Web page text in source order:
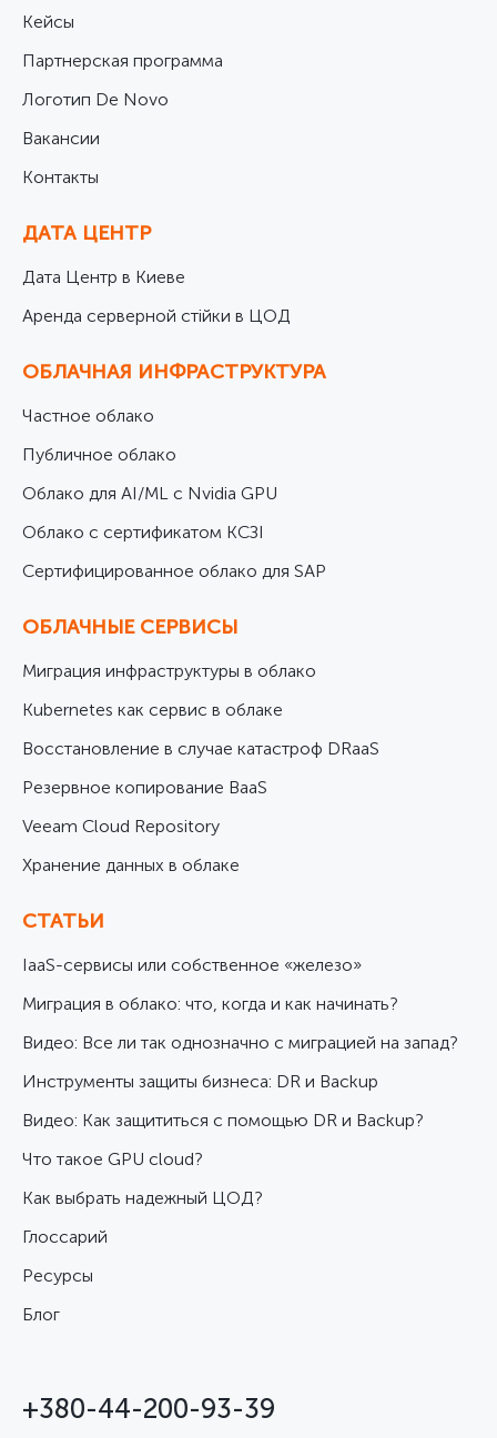
Кейсы
Партнерская программа
Логотип De Novo
Вакансии
Контакты
ДАТА ЦЕНТР
Дата Центр в Киеве
Аренда серверной стійки в ЦОД
ОБЛАЧНАЯ ИНФРАСТРУКТУРА
Частное облако
Публичное облако
Облако для AI/ML с Nvidia GPU
Облако с сертификатом КСЗІ
Cертифицированное облако для SAP
ОБЛАЧНЫЕ СЕРВИСЫ
Миграция инфраструктуры в облако
Kubernetes как сервис в облаке
Восстановление в случае катастроф DRaaS
Резервное копирование BaaS
Veeam Cloud Repository
Хранение данных в облаке
СТАТЬИ
IaaS-сервисы или собственное «железо»
Миграция в облако: что, когда и как начинать?
Видео: Все ли так однозначно с миграцией на запад?
Инструменты защиты бизнеса: DR и Backup
Видео: Как защититься с помощью DR и Backup?
Что такое GPU cloud?
Как выбрать надежный ЦОД?
Глоссарий
Ресурсы
Блог
+380-44-200-93-39